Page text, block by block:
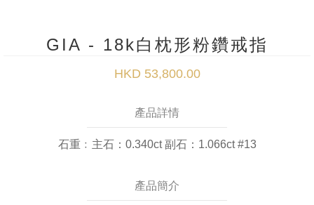
GIA - 18k白枕形粉鑽戒指
HKD 53,800.00
產品詳情
石重﹕主石：0.340ct 副石：1.066ct #13
產品簡介